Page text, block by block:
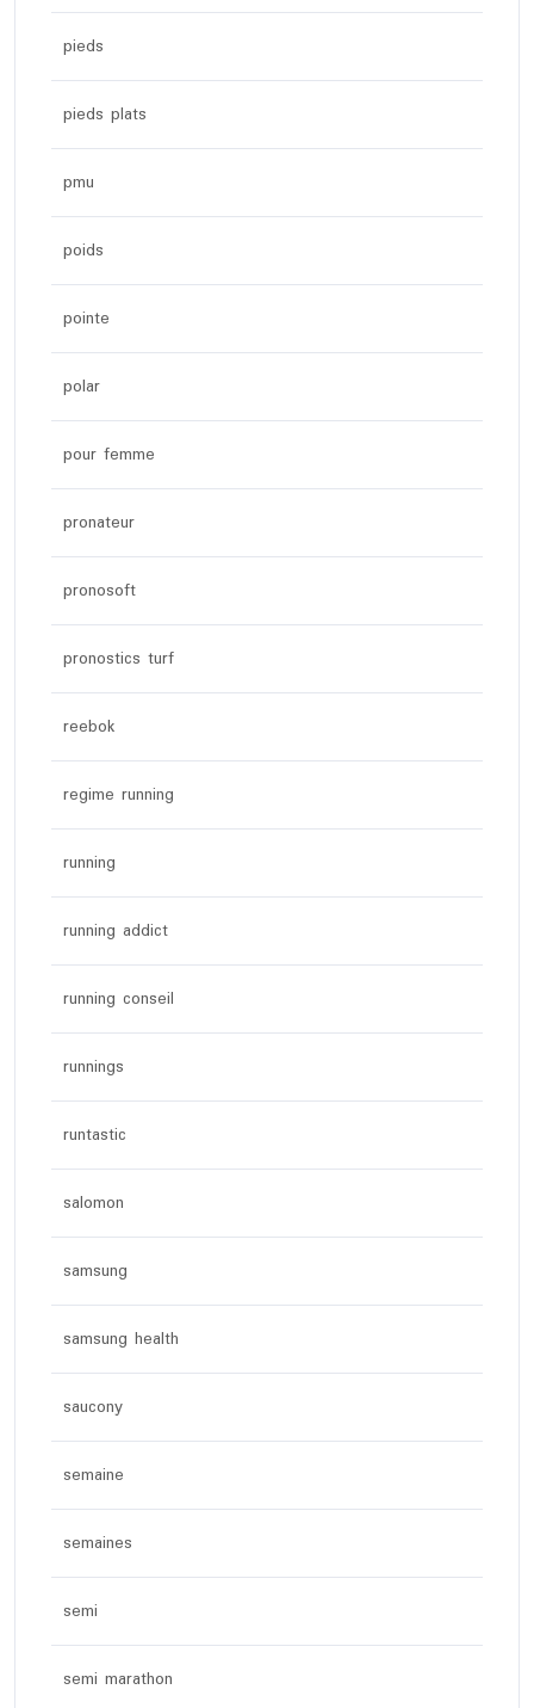
pieds
pieds plats
pmu
poids
pointe
polar
pour femme
pronateur
pronosoft
pronostics turf
reebok
regime running
running
running addict
running conseil
runnings
runtastic
salomon
samsung
samsung health
saucony
semaine
semaines
semi
semi marathon